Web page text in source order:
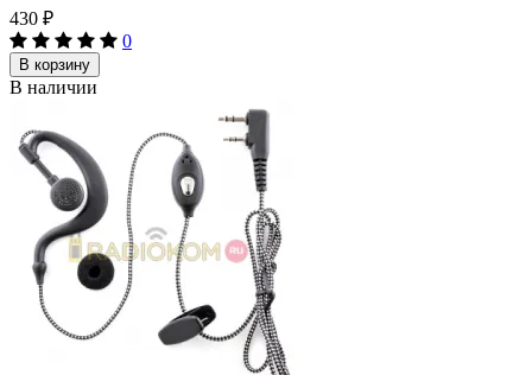
430 ₽
0
В корзину
В наличии